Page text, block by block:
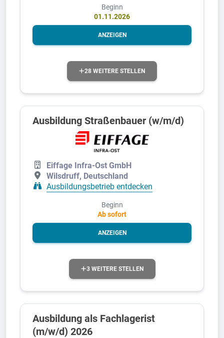
Beginn
01.11.2026
ANZEIGEN
28 WEITERE STELLEN
Ausbildung Straßenbauer (w/m/d)
Eiffage Infra-Ost GmbH
Wilsdruff, Deutschland
Ausbildungsbetrieb entdecken
Beginn
Ab sofort
ANZEIGEN
3 WEITERE STELLEN
Ausbildung als Fachlagerist
(m/w/d) 2026